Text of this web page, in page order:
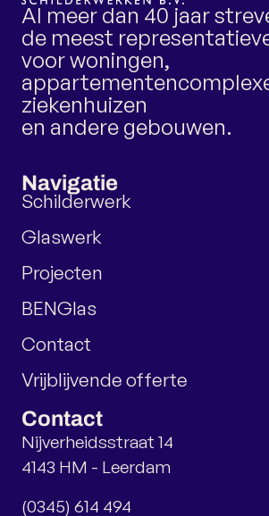
Al meer dan 40 jaar
de meest
voor woningen,
ziekenhuizen
en andere gebouwen.
Navigatie
Schilderwerk
Glaswerk
Projecten
BENGlas
Contact
Vrijblijvende offerte
Contact
Nijverheidsstraat 14
4143 HM - Leerdam
(0345) 614 494